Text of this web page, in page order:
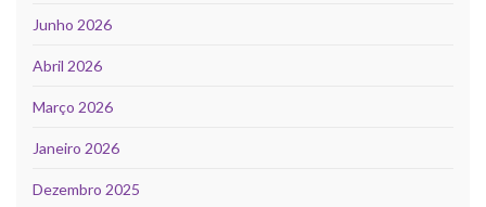
Junho 2026
Abril 2026
Março 2026
Janeiro 2026
Dezembro 2025